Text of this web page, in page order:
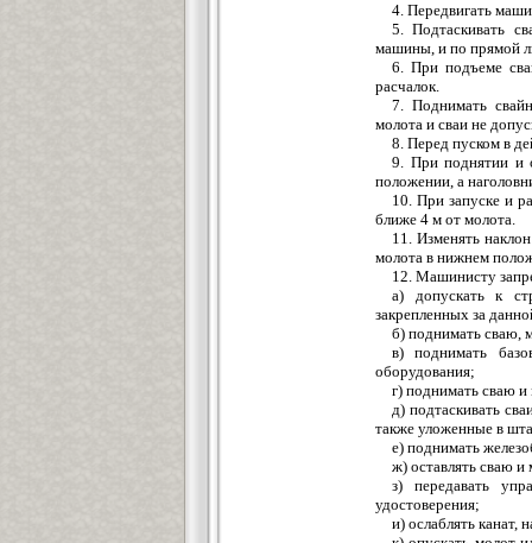
4. Передвигать
5. Подтаскивать
машины, и по прямой
6. При подъеме
расчалок.
7. Поднимать
молота и сваи не
8. Перед пуском в
9. При поднятии и
положении, а
10. При запуске и
ближе 4 м от молота.
11. Изменять
молота в нижнем
12. Машинисту
а) допускать к
закрепленных за
б) поднимать сваю,
в) поднимать
оборудования;
г) поднимать сваю
д) подтаскивать
также уложенные в
е) поднимать
ж) оставлять сваю и
з) передавать
удостоверения;
и) ослаблять канат,